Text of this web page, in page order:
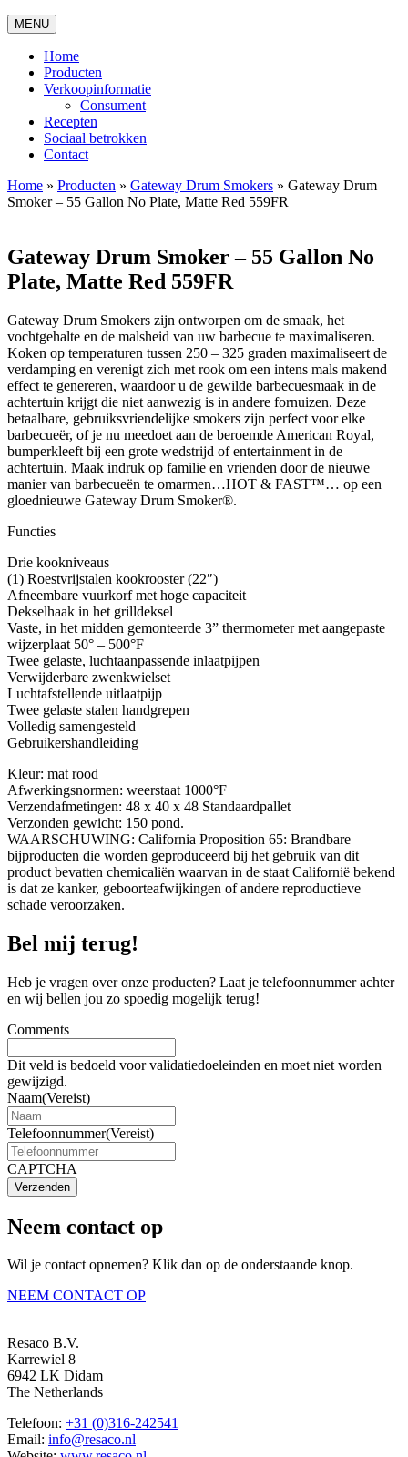
MENU
Home
Producten
Verkoopinformatie
Consument
Recepten
Sociaal betrokken
Contact
Home » Producten » Gateway Drum Smokers » Gateway Drum
Smoker – 55 Gallon No Plate, Matte Red 559FR
Gateway Drum Smoker – 55 Gallon No
Plate, Matte Red 559FR
Gateway Drum Smokers zijn ontworpen om de smaak, het
vochtgehalte en de malsheid van uw barbecue te maximaliseren.
Koken op temperaturen tussen 250 – 325 graden maximaliseert de
verdamping en verenigt zich met rook om een intens mals makend
effect te genereren, waardoor u de gewilde barbecuesmaak in de
achtertuin krijgt die niet aanwezig is in andere fornuizen. Deze
betaalbare, gebruiksvriendelijke smokers zijn perfect voor elke
barbecueër, of je nu meedoet aan de beroemde American Royal,
bumperkleeft bij een grote wedstrijd of entertainment in de
achtertuin. Maak indruk op familie en vrienden door de nieuwe
manier van barbecueën te omarmen…HOT & FAST™… op een
gloednieuwe Gateway Drum Smoker®.
Functies
Drie kookniveaus
(1) Roestvrijstalen kookrooster (22″)
Afneembare vuurkorf met hoge capaciteit
Dekselhaak in het grilldeksel
Vaste, in het midden gemonteerde 3” thermometer met aangepaste
wijzerplaat 50° – 500°F
Twee gelaste, luchtaanpassende inlaatpijpen
Verwijderbare zwenkwielset
Luchtafstellende uitlaatpijp
Twee gelaste stalen handgrepen
Volledig samengesteld
Gebruikershandleiding
Kleur: mat rood
Afwerkingsnormen: weerstaat 1000°F
Verzendafmetingen: 48 x 40 x 48 Standaardpallet
Verzonden gewicht: 150 pond.
WAARSCHUWING: California Proposition 65: Brandbare
bijproducten die worden geproduceerd bij het gebruik van dit
product bevatten chemicaliën waarvan in de staat Californië bekend
is dat ze kanker, geboorteafwijkingen of andere reproductieve
schade veroorzaken.
Bel mij terug!
Heb je vragen over onze producten? Laat je telefoonnummer achter
en wij bellen jou zo spoedig mogelijk terug!
Comments
Dit veld is bedoeld voor validatiedoeleinden en moet niet worden
gewijzigd.
Naam(Vereist)
Telefoonnummer(Vereist)
CAPTCHA
Verzenden
Neem contact op
Wil je contact opnemen? Klik dan op de onderstaande knop.
NEEM CONTACT OP
Resaco B.V.
Karrewiel 8
6942 LK Didam
The Netherlands
Telefoon: +31 (0)316-242541
Email: info@resaco.nl